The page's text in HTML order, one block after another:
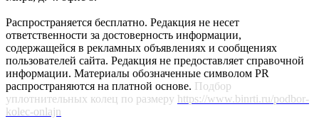
Распространяется бесплатно. Редакция не несет
ответственности за достоверность информации,
содержащейся в рекламных объявлениях и сообщениях
пользователей сайта. Редакция не предоставляет справочной
информации. Материалы обозначенные символом PR
распространяются на платной основе. Подбор
уплотнительных колец по размеру https://www.binrti.ru/podbor-
kolec-onlajn